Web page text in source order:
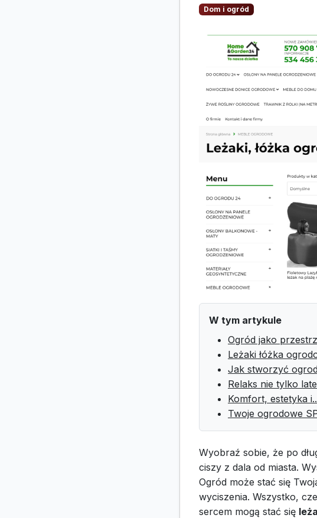
Dom i ogród
W tym artykule
Ogród jako
Leżaki łóżka
Jak stworzyć
Relaks nie tylko
Komfort, estetyka
Twoje ogrodowe
Wyobraź sobie, że po
ciszy z dala od miasta.
Ogród może stać się
wyciszenia. Wszystko,
sercem mogą stać się